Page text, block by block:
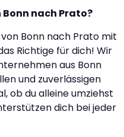
nach Prato?
von Bonn nach Prato mit
Richtige für dich! Wir
aus Bonn
und zuverlässigen
ob du alleine umziehst
dich bei jeder